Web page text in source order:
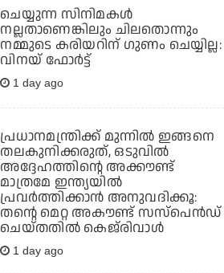
ചെയ്യുന്ന സിനിമകൾ
നല്ലതാണെങ്കിലും ചിലതൊന്നും
നമ്മുടെ കരിയറിന് ഗുണം ചെയ്യില്ല:
വിനയ് ഫോർട്ട്
1 day ago
പ്രധാനമന്ത്രിക്ക് മുന്നില്‍ ഇങ്ങനെ
തലകുനിക്കരുത്, ഒടുവില്‍
അദ്ദേഹത്തിന്റെ അക്കൗണ്ട്
മാത്രമേ ഇന്ത്യയില്‍
പ്രവര്‍ത്തിക്കാന്‍ അനുവദിക്കൂ:
തന്റെ മെറ്റ അകൗണ്ട് സസ്‌പെന്‍ഡ്
ചെയ്തതില്‍ കെജ്‌രിവാള്‍
1 day ago